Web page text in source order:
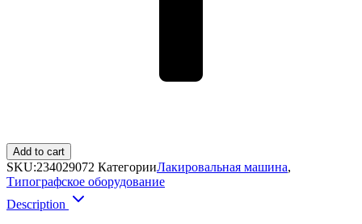
Add to cart
SKU:234029072 КатегорииЛакировальная машина,
Типографское оборудование
Description